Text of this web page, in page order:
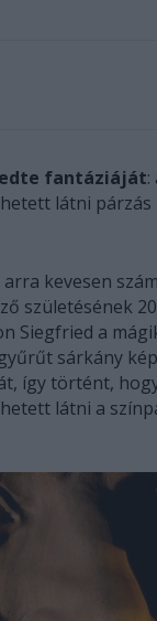
fantáziáját:
látni párzás
kevesen
születésének
Siegfried a
sárkány
így történt,
látni a